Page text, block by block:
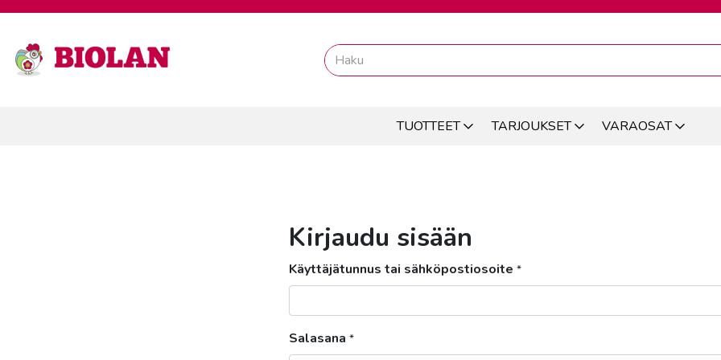
TUOTTEET TARJOUKSET VARAOSAT
Kirjaudu sisään
Käyttäjätunnus tai sähköpostiosoite *
Salasana *